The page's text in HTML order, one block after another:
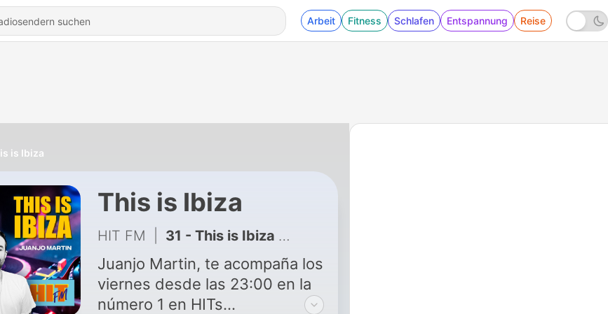
Arbeit Fitness Schlafen Entspannung Reise
is Ibiza
This is Ibiza
HIT FM 31 - This is Ibiza by Juanjo Martin (14/08/2020)
Juanjo Martin, te acompaña los
viernes desde las 23:00 en la
número 1 en HITs